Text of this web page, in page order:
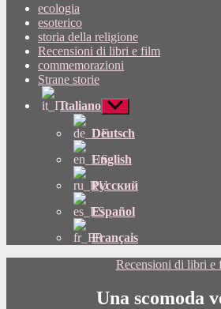
ecologia
esoterico
storia della religione
Recensioni di libri e film
commemorazioni
Strane storie
Italiano Mostra
sottomenu
Deutsch
English
Русский
Español
Français
Recensioni di libri e
Una scomoda